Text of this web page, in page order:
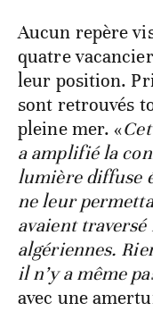
Aucun repère
quatre
leur position.
sont retrouvés
pleine mer. «
a amplifié la
lumière diffuse
ne leur
avaient
algériennes.
il n’y a même
avec une